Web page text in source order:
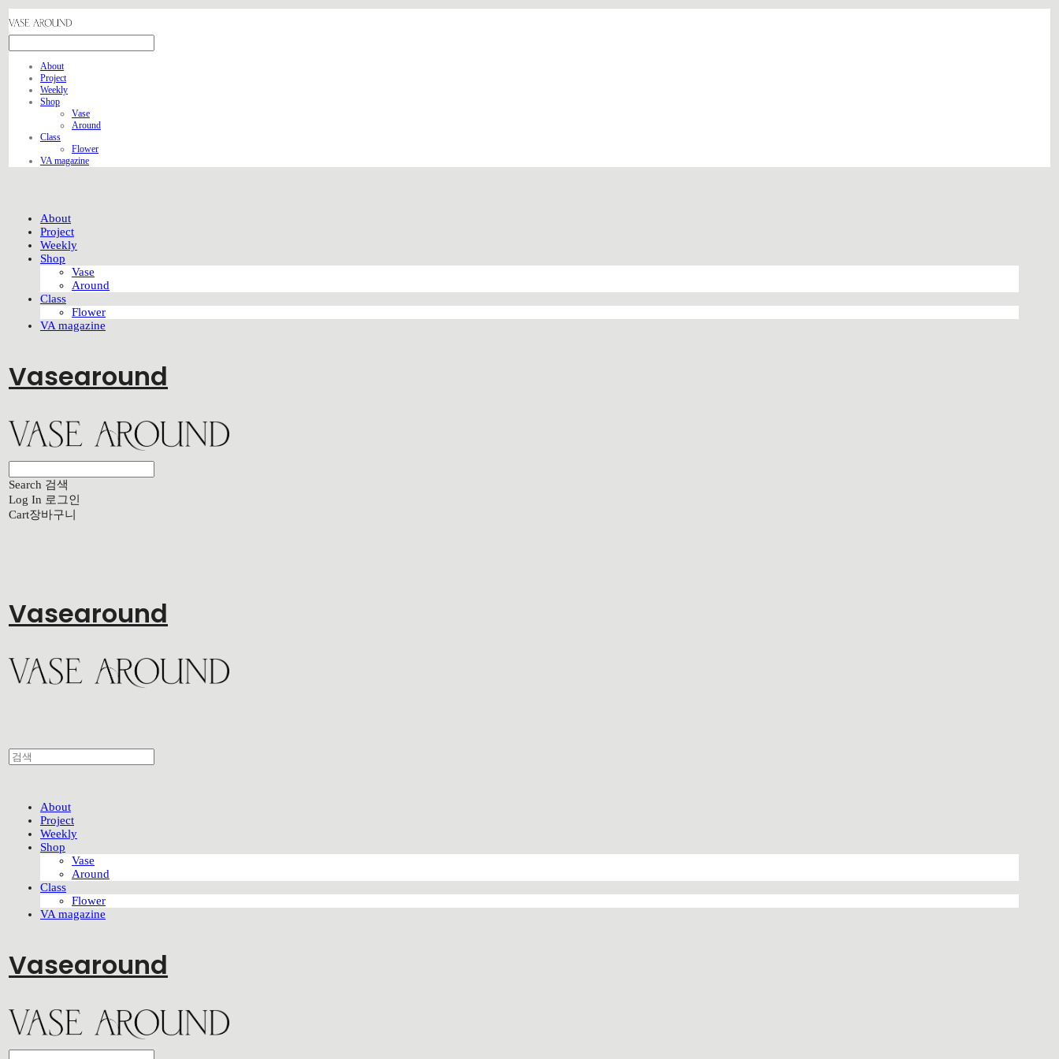
About
Project
Weekly
Shop
Vase
Around
Class
Flower
VA magazine
About
Project
Weekly
Shop
Vase
Around
Class
Flower
VA magazine
Vasearound
Search 검색
Log In 로그인
Cart장바구니
Vasearound
About
Project
Weekly
Shop
Vase
Around
Class
Flower
VA magazine
Vasearound